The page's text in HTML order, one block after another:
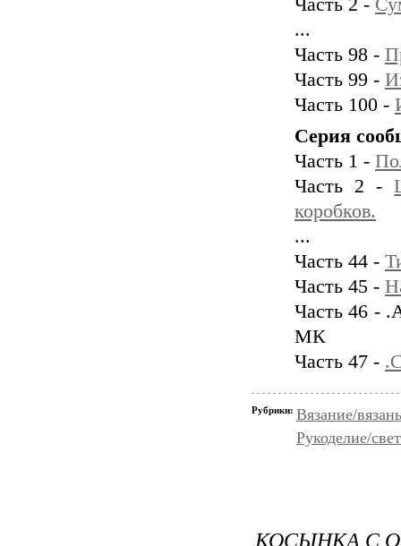
Часть 2 -
...
Часть 98 -
Часть 99 -
Часть 100 -
Серия
Часть 1 -
Часть 2 -
коробков.
...
Часть 44 -
Часть 45 -
Часть 46 -
МК
Часть 47 -
Рубрики: Вязание/
Рукоделие/
КОСЫНКА С